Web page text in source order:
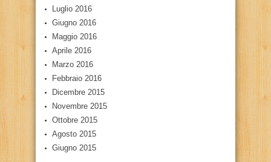
Luglio 2016
Giugno 2016
Maggio 2016
Aprile 2016
Marzo 2016
Febbraio 2016
Dicembre 2015
Novembre 2015
Ottobre 2015
Agosto 2015
Giugno 2015